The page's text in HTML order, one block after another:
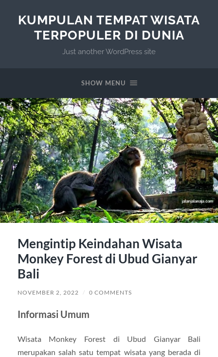
KUMPULAN TEMPAT WISATA
TERPOPULER DI DUNIA
Just another WordPress site
SHOW MENU
Mengintip Keindahan Wisata
Monkey Forest di Ubud Gianyar
Bali
NOVEMBER 2, 2022 / 0 COMMENTS
Informasi Umum
Wisata Monkey Forest di Ubud Gianyar Bali
merupakan salah satu tempat wisata yang berada di